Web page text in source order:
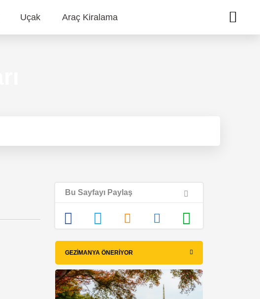
Uçak Araç Kiralama
Bu Sayfayı Paylaş
GEZIMANYA ÖNERIYOR